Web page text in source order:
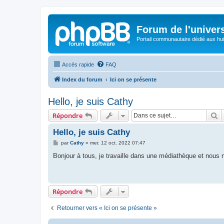
Forum de
Portail communautaire dédié aux
Accès rapide FAQ
Index du forum Ici on se présente
Hello, je suis Cathy
Répondre
Hello, je suis Cathy
M
s
parCathy» mer. 12 oct. 2022 07:47
Bonjour à tous, je travaille dans une médiathèque et
Répondre
Retourner vers « Ici on se présente »